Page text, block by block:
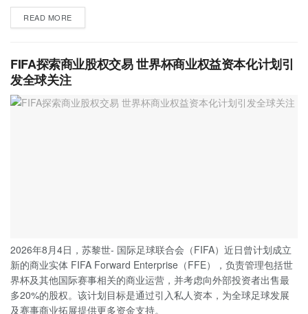
READ MORE
FIFA探索商业股权交易 世界杯商业权益资本化计划引
发全球关注
2026年8月4日，苏黎世- 国际足球联合会（FIFA）近日曾计划成立
新的商业实体 FIFA Forward Enterprise（FFE），负责管理包括世
界杯及其他国际赛事相关的商业运营，并考虑向外部投资者出售最
多20%的股权。该计划目标是通过引入私人资本，为全球足球发展
及赛事商业拓展提供更多资金支持。